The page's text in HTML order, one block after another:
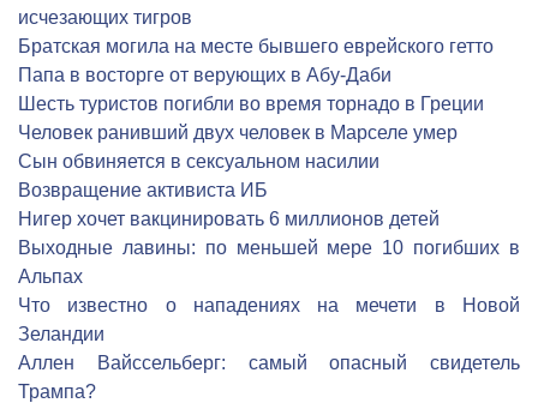
исчезающих тигров
Братская могила на месте бывшего еврейского гетто
Папа в восторге от верующих в Абу-Даби
Шесть туристов погибли во время торнадо в Греции
Человек ранивший двух человек в Марселе умер
Сын обвиняется в сексуальном насилии
Возвращение активиста ИБ
Нигер хочет вакцинировать 6 миллионов детей
Выходные лавины: по меньшей мере 10 погибших в
Альпах
Что известно о нападениях на мечети в Новой
Зеландии
Аллен Вайссельберг: самый опасный свидетель
Трампа?